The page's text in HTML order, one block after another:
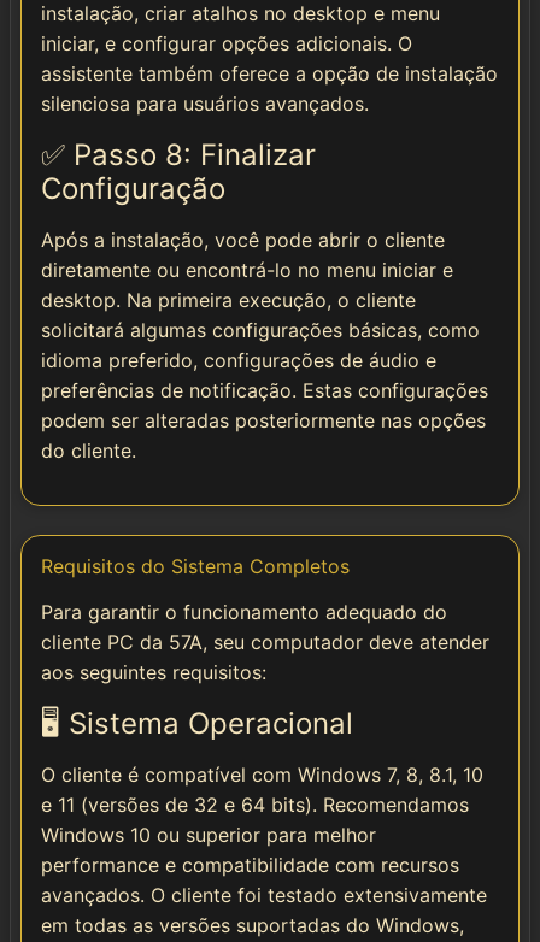
instalação, criar atalhos no desktop e menu
iniciar, e configurar opções adicionais. O
assistente também oferece a opção de instalação
silenciosa para usuários avançados.
✅ Passo 8: Finalizar
Configuração
Após a instalação, você pode abrir o cliente
diretamente ou encontrá-lo no menu iniciar e
desktop. Na primeira execução, o cliente
solicitará algumas configurações básicas, como
idioma preferido, configurações de áudio e
preferências de notificação. Estas configurações
podem ser alteradas posteriormente nas opções
do cliente.
Requisitos do Sistema Completos
Para garantir o funcionamento adequado do
cliente PC da 57A, seu computador deve atender
aos seguintes requisitos:
🖥️ Sistema Operacional
O cliente é compatível com Windows 7, 8, 8.1, 10
e 11 (versões de 32 e 64 bits). Recomendamos
Windows 10 ou superior para melhor
performance e compatibilidade com recursos
avançados. O cliente foi testado extensivamente
em todas as versões suportadas do Windows,